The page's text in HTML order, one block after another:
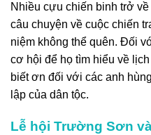
Nhiều cựu chiến binh trở
câu chuyện về cuộc chiến
niệm không thể quên. Đối
cơ hội để họ tìm hiểu về
biết ơn đối với các anh
lập của dân tộc.
Lễ hội Trường Sơn